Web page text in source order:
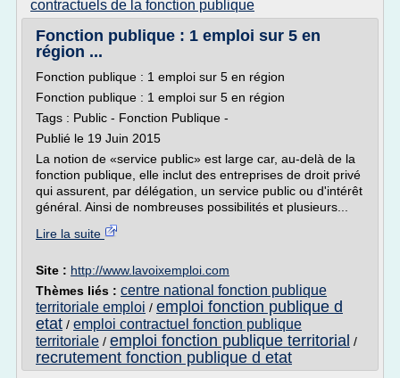
contractuels de la fonction publique
Fonction publique : 1 emploi sur 5 en
région ...
Fonction publique : 1 emploi sur 5 en région
Fonction publique : 1 emploi sur 5 en région
Tags : Public - Fonction Publique -
Publié le 19 Juin 2015
La notion de «service public» est large car, au-delà de la
fonction publique, elle inclut des entreprises de droit privé
qui assurent, par délégation, un service public ou d'intérêt
général. Ainsi de nombreuses possibilités et plusieurs...
Lire la suite
Site : http://www.lavoixemploi.com
Thèmes liés : centre national fonction publique
territoriale emploi / emploi fonction publique d
etat / emploi contractuel fonction publique
territoriale / emploi fonction publique territorial /
recrutement fonction publique d etat